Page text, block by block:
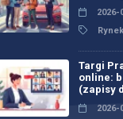
2026-
Targi
online:
(zapisy
2026-